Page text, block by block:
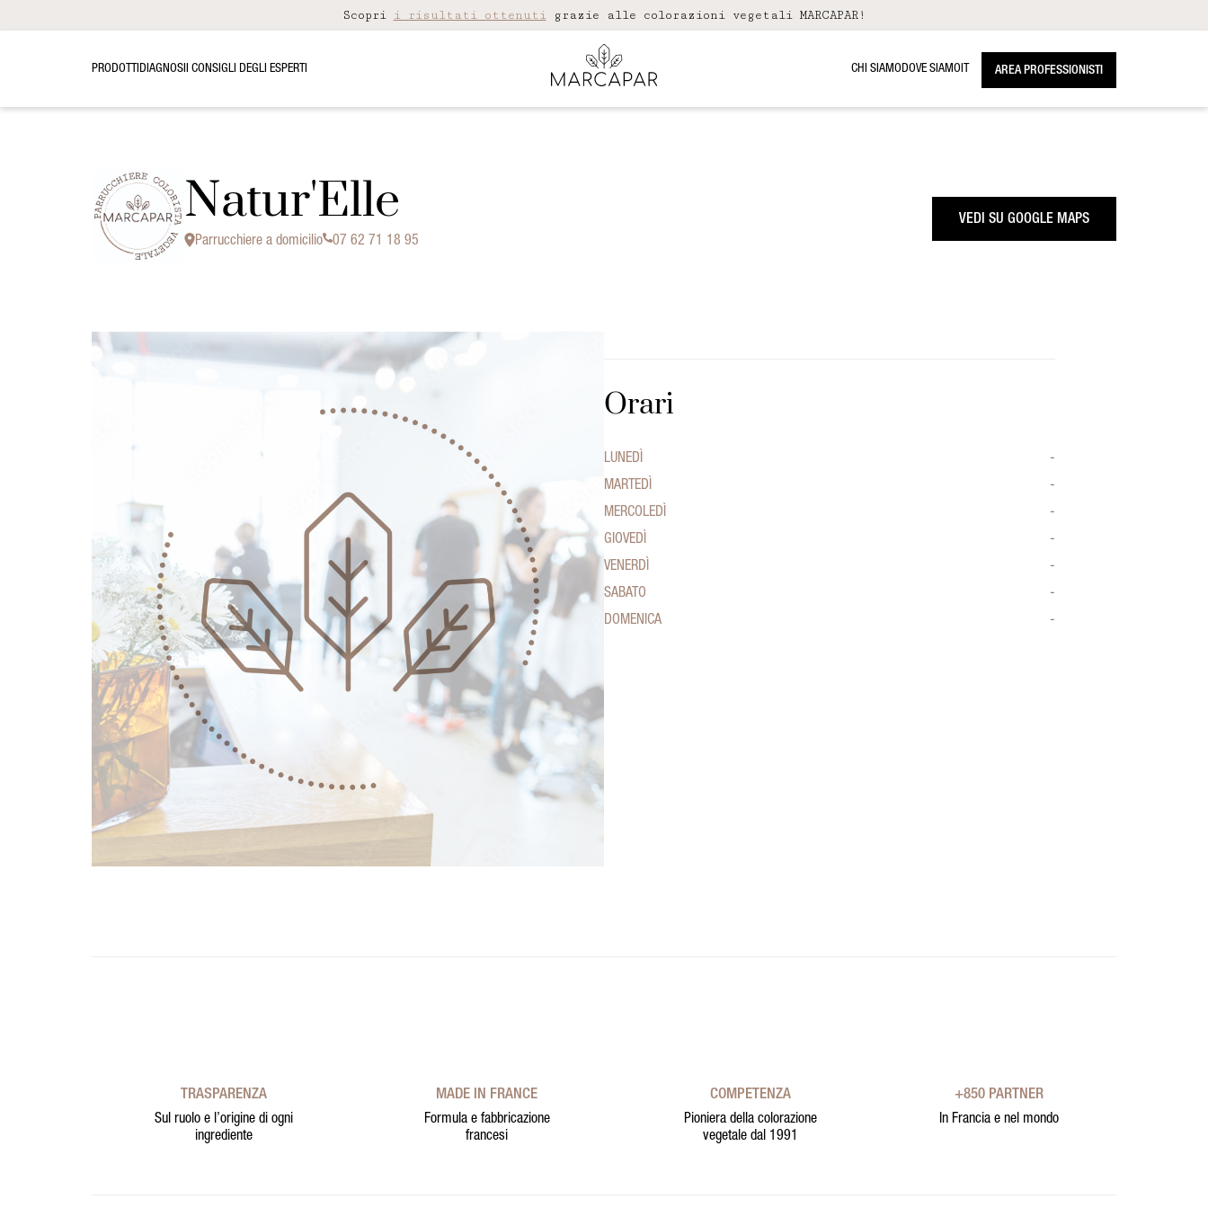
Scopri i risultati ottenutigrazie alle colorazioni vegetali MARCAPAR!
PRODOTTIDIAGNOSII CONSIGLI DEGLI ESPERTI CHI SIAMODOVE SIAMOIT AREA PROFESSIONISTI
Natur'Elle
Parrucchiere a domicilio 07 62 71 18 95
VEDI SU GOOGLE MAPS
Orari
LUNEDÌ
-
MARTEDÌ
-
MERCOLEDÌ
-
GIOVEDÌ
-
VENERDÌ
-
SABATO
-
DOMENICA
-
TRASPARENZA
Sul ruolo e l’origine di ogni
ingrediente
MADE IN FRANCE
Formula e fabbricazione
francesi
COMPETENZA
Pioniera della colorazione
vegetale dal 1991
+850 PARTNER
In Francia e nel mondo